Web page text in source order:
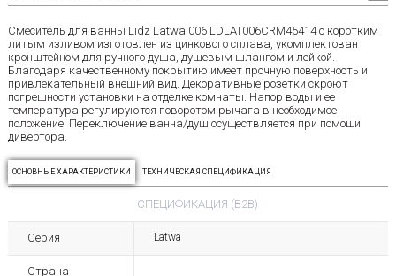
Смеситель для ванны Lidz Latwa 006 LDLAT006CRM45414 с коротким
литым изливом изготовлен из цинкового сплава, укомплектован
кронштейном для ручного душа, душевым шлангом и лейкой.
Благодаря качественному покрытию имеет прочную поверхность и
привлекательный внешний вид. Декоративные розетки скроют
погрешности установки на отделке комнаты. Напор воды и ее
температура регулируются поворотом рычага в необходимое
положение. Переключение ванна/душ осуществляется при помощи
дивертора.
ОСНОВНЫЕ ХАРАКТЕРИСТИКИ ТЕХНИЧЕСКАЯ СПЕЦИФИКАЦИЯ
СПЕЦИФИКАЦИЯ (B2B)
Серия Latwa
Страна